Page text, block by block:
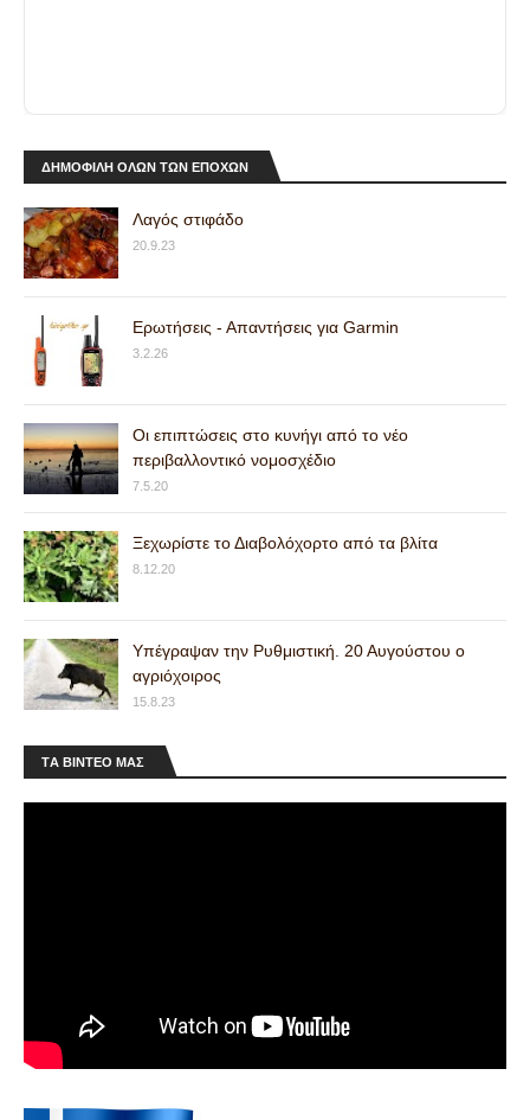
ΔΗΜΟΦΙΛΗ ΟΛΩΝ ΤΩΝ ΕΠΟΧΩΝ
Λαγός στιφάδο
20.9.23
Ερωτήσεις - Απαντήσεις για Garmin
3.2.26
Οι επιπτώσεις στο κυνήγι από το νέο
περιβαλλοντικό νομοσχέδιο
7.5.20
Ξεχωρίστε το Διαβολόχορτο από τα βλίτα
8.12.20
Υπέγραψαν την Ρυθμιστική. 20 Αυγούστου ο
αγριόχοιρος
15.8.23
ΤA ΒΙΝΤΕΟ MAΣ